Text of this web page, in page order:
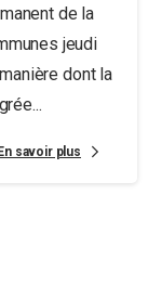
de la
jeudi
dont la
savoir plus